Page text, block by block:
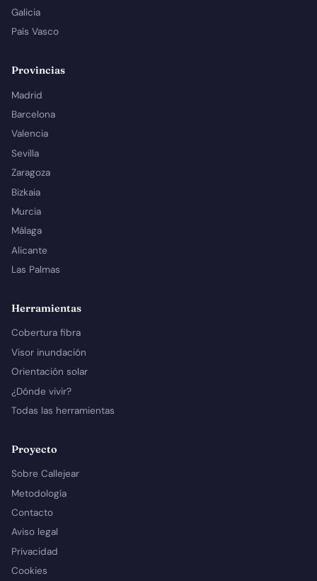
Galicia
País Vasco
Provincias
Madrid
Barcelona
Valencia
Sevilla
Zaragoza
Bizkaia
Murcia
Málaga
Alicante
Las Palmas
Herramientas
Cobertura fibra
Visor inundación
Orientación solar
¿Dónde vivir?
Todas las herramientas
Proyecto
Sobre Callejear
Metodología
Contacto
Aviso legal
Privacidad
Cookies